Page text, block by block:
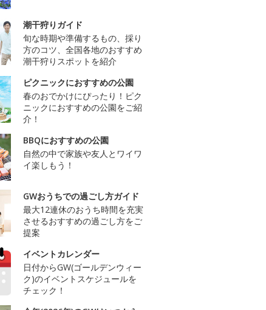
潮干狩りガイド
旬な時期や準備するもの、採り
方のコツ、全国各地のおすすめ
潮干狩りスポットを紹介
ピクニックにおすすめの公園
春のおでかけにぴったり！ピク
ニックにおすすめの公園をご紹
介！
BBQにおすすめの公園
自然の中で家族や友人とワイワ
イ楽しもう！
GWおうちでの過ごし方ガイド
最大12連休のおうち時間を充実
させるおすすめの過ごし方をご
提案
イベントカレンダー
日付からGW(ゴールデンウィー
ク)のイベントスケジュールを
チェック！